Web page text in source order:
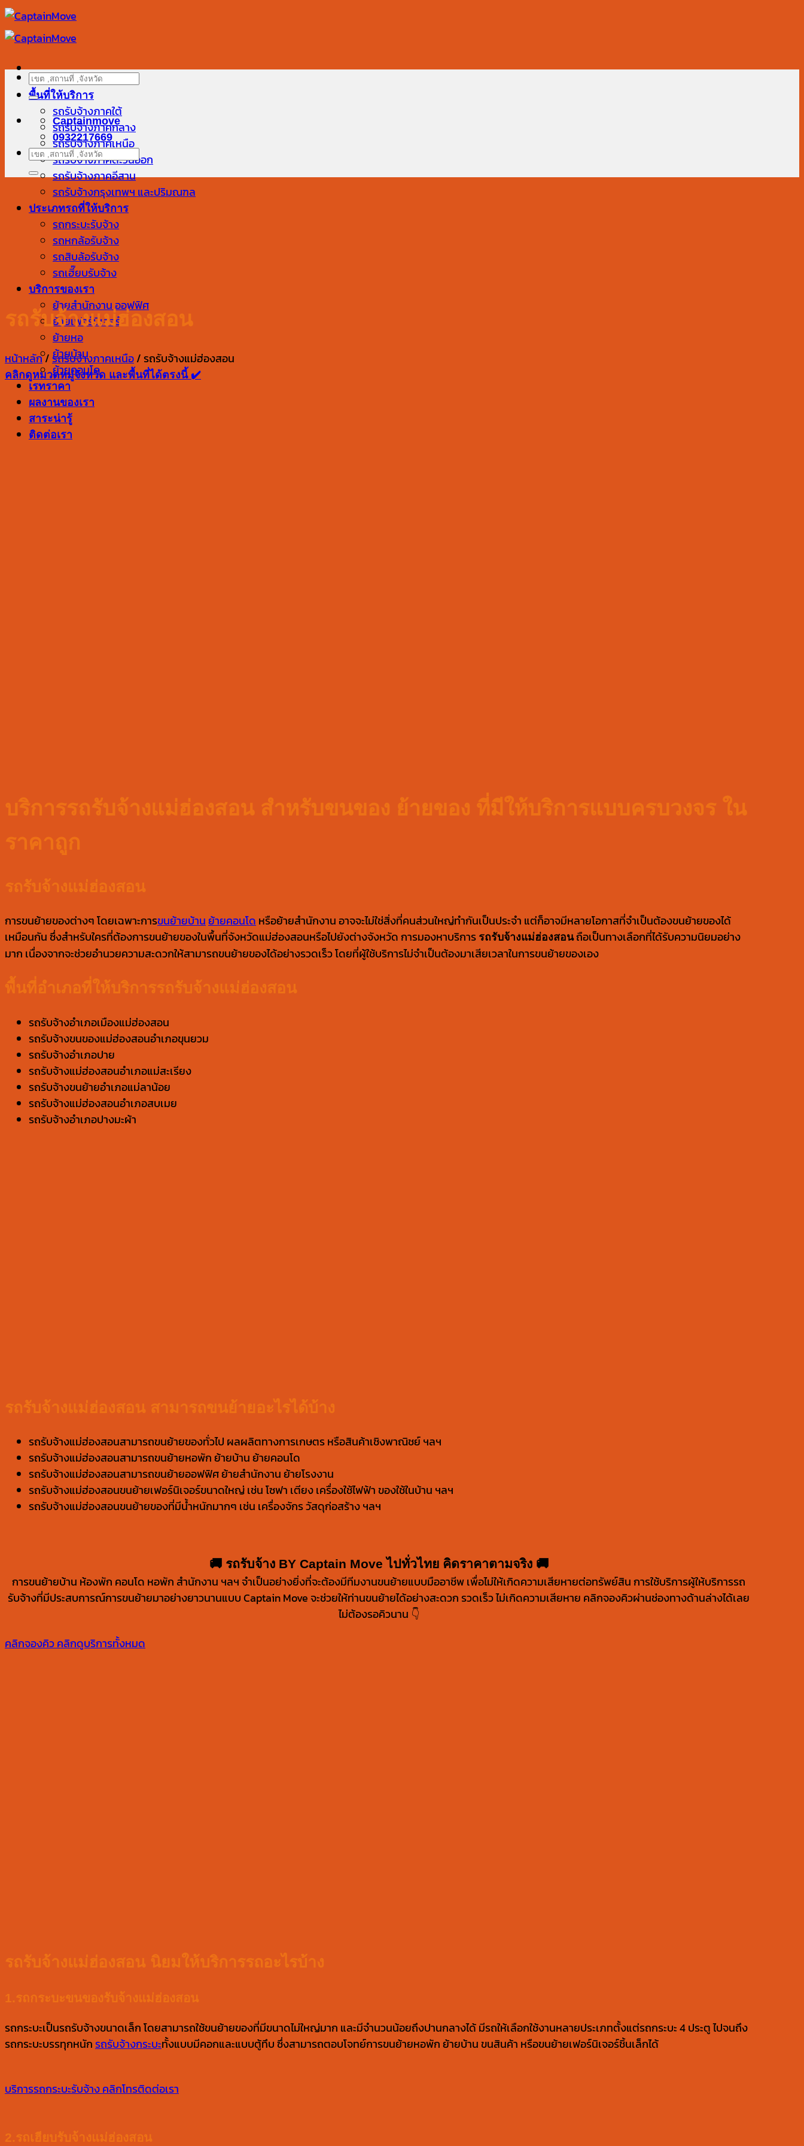
ข้าม
ไป
ยัง
พื้นที่ให้บริการ
รถรับจ้างภาคใต้
รถรับจ้างภาคกลาง
รถรับจ้างภาคเหนือ
รถรับจ้างภาคตะวันออก
รถรับจ้างภาคอีสาน
รถรับจ้างกรุงเทพฯ และปริมณฑล
ประเภทรถที่ให้บริการ
รถกระบะรับจ้าง
รถหกล้อรับจ้าง
รถสิบล้อรับจ้าง
รถเฮี๊ยบรับจ้าง
บริการของเรา
ย้ายสำนักงาน ออฟฟิศ
ย้ายเฟอร์นิเจอร์
ย้ายหอ
ย้ายบ้าน
ย้ายคอนโด
เรทราคา
ผลงานของเรา
สาระน่ารู้
ติดต่อเรา
ค้นหา:
Captainmove
0932217669
ค้นหา:
รถรับจ้างแม่ฮ่องสอน
หน้าหลัก/รถรับจ้างภาคเหนือ/รถรับจ้างแม่ฮ่องสอน
คลิกดูหมวดหมู่จังหวัด และพื้นที่ได้ตรงนี้ ✔️
บริการรถรับจ้างแม่ฮ่องสอน สำหรับขนของ ย้ายของ ที่มีให้บริการแบบครบวงจร ใน
ราคาถูก
รถรับจ้างแม่ฮ่องสอน
การขนย้ายของต่างๆ โดยเฉพาะการขนย้ายบ้านย้ายคอนโด หรือย้ายสำนักงาน อาจจะไม่ใช่สิ่งที่คนส่วนใหญ่ทำกันเป็นประจำ แต่ก็อาจมีหลายโอกาสที่จำเป็นต้องขนย้ายของได้
เหมือนกัน ซึ่งสำหรับใครที่ต้องการขนย้ายของในพื้นที่จังหวัดแม่ฮ่องสอนหรือไปยังต่างจังหวัด การมองหาบริการ รถรับจ้างแม่ฮ่องสอนถือเป็นทางเลือกที่ได้รับความนิยมอย่าง
มาก เนื่องจากจะช่วยอำนวยความสะดวกให้สามารถขนย้ายของได้อย่างรวดเร็ว โดยที่ผู้ใช้บริการไม่จำเป็นต้องมาเสียเวลาในการขนย้ายของเอง
พื้นที่อำเภอที่ให้บริการรถรับจ้างแม่ฮ่องสอน
รถรับจ้างอำเภอเมืองแม่ฮ่องสอน
รถรับจ้างขนของแม่ฮ่องสอนอำเภอขุนยวม
รถรับจ้างอำเภอปาย
รถรับจ้างแม่ฮ่องสอนอำเภอแม่สะเรียง
รถรับจ้างขนย้ายอำเภอแม่ลาน้อย
รถรับจ้างแม่ฮ่องสอนอำเภอสบเมย
รถรับจ้างอำเภอปางมะผ้า
รถรับจ้างแม่ฮ่องสอน สามารถขนย้ายอะไรได้บ้าง
รถรับจ้างแม่ฮ่องสอนสามารถขนย้ายของทั่วไป ผลผลิตทางการเกษตร หรือสินค้าเชิงพาณิชย์ ฯลฯ
รถรับจ้างแม่ฮ่องสอนสามารถขนย้ายหอพัก ย้ายบ้าน ย้ายคอนโด
รถรับจ้างแม่ฮ่องสอนสามารถขนย้ายออฟฟิศ ย้ายสำนักงาน ย้ายโรงงาน
รถรับจ้างแม่ฮ่องสอนขนย้ายเฟอร์นิเจอร์ขนาดใหญ่ เช่น โซฟา เตียง เครื่องใช้ไฟฟ้า ของใช้ในบ้าน ฯลฯ
รถรับจ้างแม่ฮ่องสอนขนย้ายของที่มีน้ำหนักมากๆ เช่น เครื่องจักร วัสดุก่อสร้าง ฯลฯ
🚚 รถรับจ้าง BY Captain Move ไปทั่วไทย คิดราคาตามจริง 🚚
การขนย้ายบ้าน ห้องพัก คอนโด หอพัก สำนักงาน ฯลฯ จำเป็นอย่างยิ่งที่จะต้องมีทีมงานขนย้ายแบบมืออาชีพ เพื่อไม่ให้เกิดความเสียหายต่อทรัพย์สิน การใช้บริการผู้ให้บริการรถ
รับจ้างที่มีประสบการณ์การขนย้ายมาอย่างยาวนานแบบ Captain Move จะช่วยให้ท่านขนย้ายได้อย่างสะดวก รวดเร็ว ไม่เกิดความเสียหาย คลิกจองคิวผ่านช่องทางด้านล่างได้เลย
ไม่ต้องรอคิวนาน 👇
คลิกจองคิวคลิกดูบริการทั้งหมด
รถรับจ้างแม่ฮ่องสอน นิยมให้บริการรถอะไรบ้าง
1.รถกระบะขนของรับจ้างแม่ฮ่องสอน
รถกระบะเป็นรถรับจ้างขนาดเล็ก โดยสามารถใช้ขนย้ายของที่มีขนาดไม่ใหญ่มาก และมีจำนวนน้อยถึงปานกลางได้ มีรถให้เลือกใช้งานหลายประเภทตั้งแต่รถกระบะ 4 ประตู ไปจนถึง
รถกระบะบรรทุกหนักรถรับจ้างกระบะทั้งแบบมีคอกและแบบตู้ทึบ ซึ่งสามารถตอบโจทย์การขนย้ายหอพัก ย้ายบ้าน ขนสินค้า หรือขนย้ายเฟอร์นิเจอร์ชิ้นเล็กได้
บริการรถกระบะรับจ้างคลิกโทรติดต่อเรา
2.รถเฮียบรับจ้างแม่ฮ่องสอน